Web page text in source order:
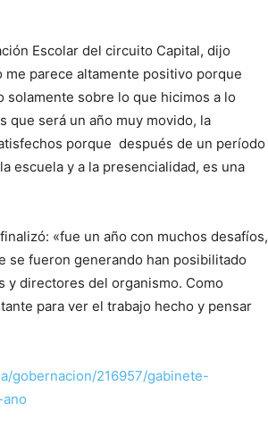
Escolar del circuito Capital, dijo
parece altamente positivo porque
sobre lo que hicimos a lo
que será un año muy movido, la
porque después de un período
escuela y a la presencialidad, es una
«fue un año con muchos desafíos,
se fueron generando han posibilitado
y directores del organismo. Como
para ver el trabajo hecho y pensar
gobernacion/216957/gabinete-